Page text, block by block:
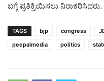
ಬಗ್ಗೆ ಪ್ರತಿಕ್ರಿಯಿಸಲು ನಿರಾಕರಿಸಿದರು.
TAGS bjp congress
peepalmedia
politics